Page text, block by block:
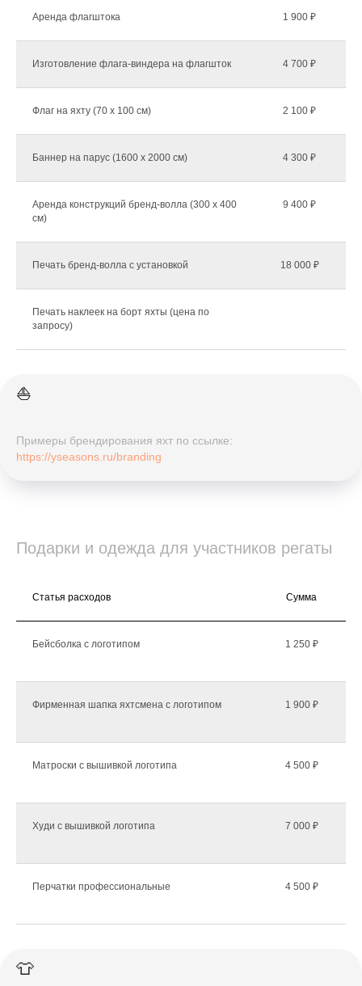
Аренда флагштока 1 900 ₽
Изготовление флага-виндера на флагшток 4 700 ₽
Флаг на яхту (70 х 100 см) 2 100 ₽
Баннер на парус (1600 х 2000 см) 4 300 ₽
Аренда конструкций бренд-волла (300 х 400
см)
9 400 ₽
Печать бренд-волла с установкой 18 000 ₽
Печать наклеек на борт яхты (цена по
запросу)
⛵️
Примеры брендирования яхт по ссылке:
https://yseasons.ru/branding
Подарки и одежда для участников регаты
Статья расходов Сумма
Бейсболка с логотипом 1 250 ₽
Фирменная шапка яхтсмена с логотипом 1 900 ₽
Матроски с вышивкой логотипа 4 500 ₽
Худи с вышивкой логотипа 7 000 ₽
Перчатки профессиональные 4 500 ₽
👕